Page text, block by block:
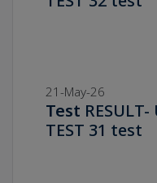
21-May-26
Test RESULT-
TEST 31 test